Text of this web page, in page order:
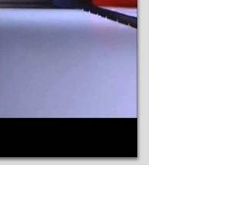
CORTE A LASER PARA
CORTE A LASER PARA
CORTE A LASER PARA